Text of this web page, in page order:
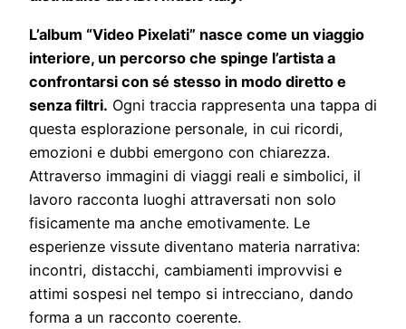
L’album “Video Pixelati” nasce come un viaggio
interiore, un percorso che spinge l’artista a
confrontarsi con sé stesso in modo diretto e
senza filtri. Ogni traccia rappresenta una tappa di
questa esplorazione personale, in cui ricordi,
emozioni e dubbi emergono con chiarezza.
Attraverso immagini di viaggi reali e simbolici, il
lavoro racconta luoghi attraversati non solo
fisicamente ma anche emotivamente. Le
esperienze vissute diventano materia narrativa:
incontri, distacchi, cambiamenti improvvisi e
attimi sospesi nel tempo si intrecciano, dando
forma a un racconto coerente.